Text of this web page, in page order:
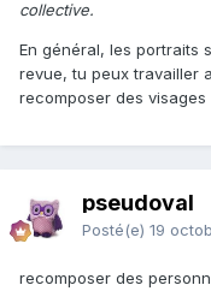
collective.
En général, les portraits
revue, tu peux travailler
recomposer des
pseudoval
Posté(e) 19
recomposer des